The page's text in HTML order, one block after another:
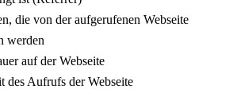
die von der aufgerufenen Webseite
werden
auf der Webseite
des Aufrufs der Webseite